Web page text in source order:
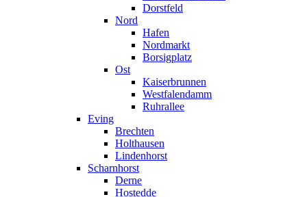
Dorstfeld
Nord
Hafen
Nordmarkt
Borsigplatz
Ost
Kaiserbrunnen
Westfalendamm
Ruhrallee
Eving
Brechten
Holthausen
Lindenhorst
Scharnhorst
Derne
Hostedde